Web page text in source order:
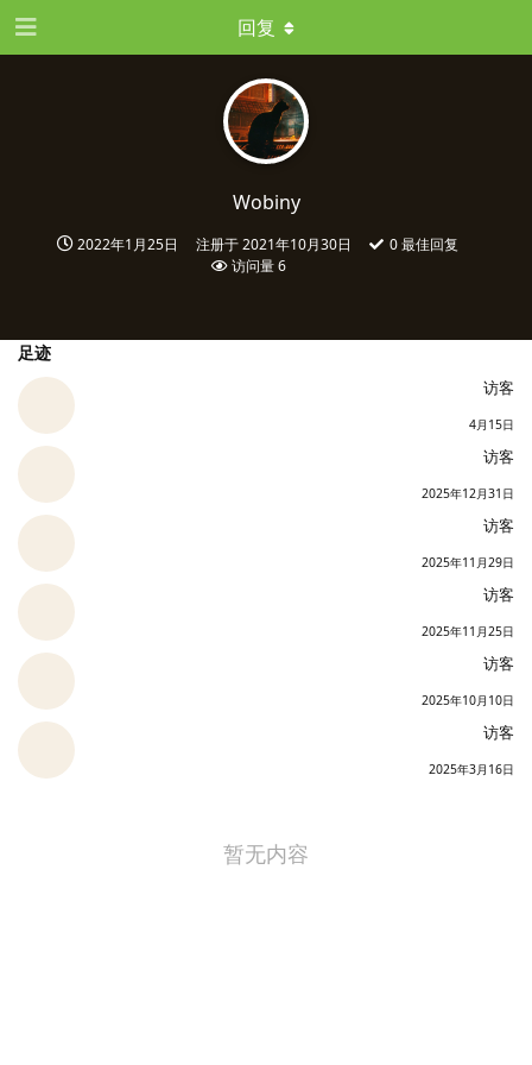
Wobiny
2022年1月25日 注册于2021年10月30日 0最佳回复
访问量6
回复
足迹
访客
4月15日
访客
2025年12月31日
访客
2025年11月29日
访客
2025年11月25日
访客
2025年10月10日
访客
2025年3月16日
暂无内容